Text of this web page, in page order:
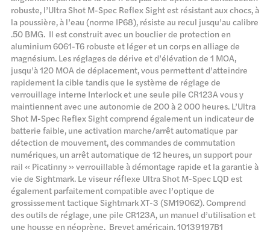
robuste, l’Ultra Shot M-Spec Reflex Sight est résistant aux chocs, à
la poussière, à l’eau (norme IP68), résiste au recul jusqu’au calibre
.50 BMG. Il est construit avec un bouclier de protection en
aluminium 6061-T6 robuste et léger et un corps en alliage de
magnésium. Les réglages de dérive et d’élévation de 1 MOA,
jusqu’à 120 MOA de déplacement, vous permettent d’atteindre
rapidement la cible tandis que le système de réglage de
verrouillage interne Interlock et une seule pile CR123A vous y
maintiennent avec une autonomie de 200 à 2 000 heures. L’Ultra
Shot M-Spec Reflex Sight comprend également un indicateur de
batterie faible, une activation marche/arrêt automatique par
détection de mouvement, des commandes de commutation
numériques, un arrêt automatique de 12 heures, un support pour
rail « Picatinny » verrouillable à démontage rapide et la garantie à
vie de Sightmark. Le viseur réflexe Ultra Shot M-Spec LQD est
également parfaitement compatible avec l’optique de
grossissement tactique Sightmark XT-3 (SM19062). Comprend
des outils de réglage, une pile CR123A, un manuel d’utilisation et
une housse en néoprène. Brevet américain. 10139197B1